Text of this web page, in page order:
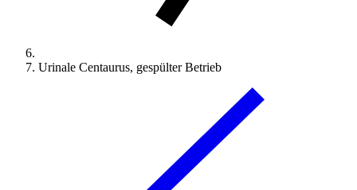
Urinale Centaurus, gespülter Betrieb